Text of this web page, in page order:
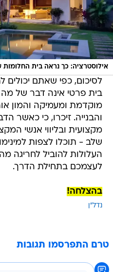
אילוסטרציה: כך נראה בית
לסיכום, כפי שאתם יכולים
בית פרטי אינה דבר של
מוקדמת ומעמיקה והמון
והבנייה. זיכרו, כי כאשר
מקצועית ובליווי אנשי
שלב - תוכלו לצפות
העלולות להוביל לחריגה
לעצמכם בתחילת הדרך.
בהצלחה!
נדל"ן
טרם התפרסמו תגובות